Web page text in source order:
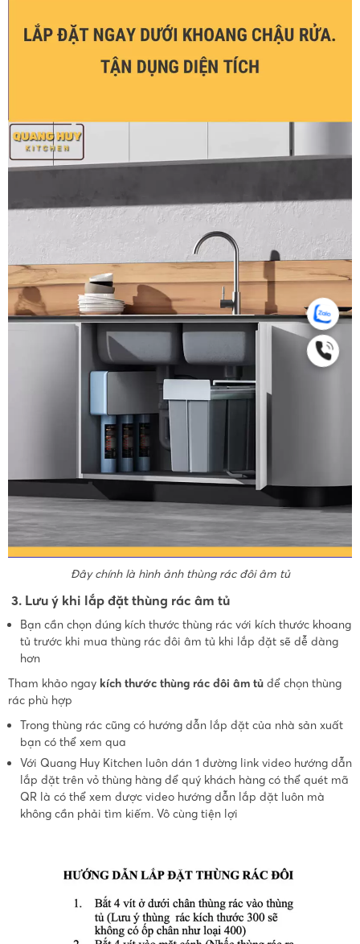
Đây chính là hình ảnh thùng rác đôi âm tủ
3. Lưu ý khi lắp đặt thùng rác âm tủ
Bạn cần chọn đúng kích thước thùng rác với kích thước khoang
tủ trước khi mua thùng rác đôi âm tủ khi lắp đặt sẽ dễ dàng
hơn
Tham khảo ngay kích thước thùng rác đôi âm tủđể chọn thùng
rác phù hợp
Trong thùng rác cũng có hướng dẫn lắp đặt của nhà sản xuất
bạn có thể xem qua
Với Quang Huy Kitchen luôn dán 1 đường link video hướng dẫn
lắp đặt trên vỏ thùng hàng để quý khách hàng có thể quét mã
QR là có thể xem được video hướng dẫn lắp đặt luôn mà
không cần phải tìm kiếm. Vô cùng tiện lợi